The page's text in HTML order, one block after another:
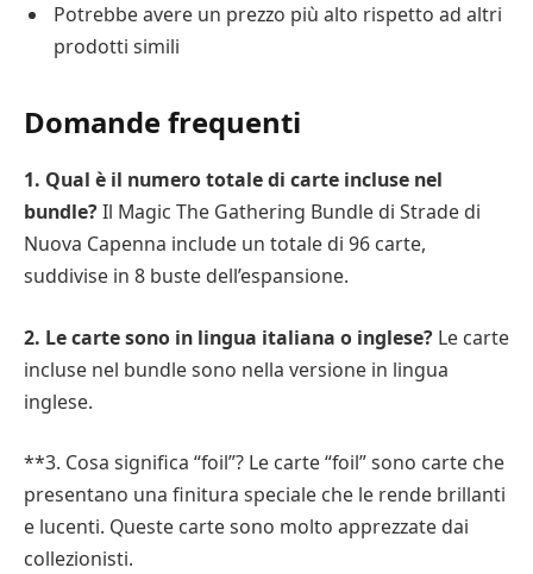
Potrebbe avere un prezzo più alto rispetto ad altri
prodotti simili
Domande frequenti
1. Qual è il numero totale di carte incluse nel
bundle?Il Magic The Gathering Bundle di Strade di
Nuova Capenna include un totale di 96 carte,
suddivise in 8 buste dell’espansione.
2. Le carte sono in lingua italiana o inglese? Le carte
incluse nel bundle sono nella versione in lingua
inglese.
**3. Cosa significa “foil”? Le carte “foil” sono carte che
presentano una finitura speciale che le rende brillanti
e lucenti. Queste carte sono molto apprezzate dai
collezionisti.